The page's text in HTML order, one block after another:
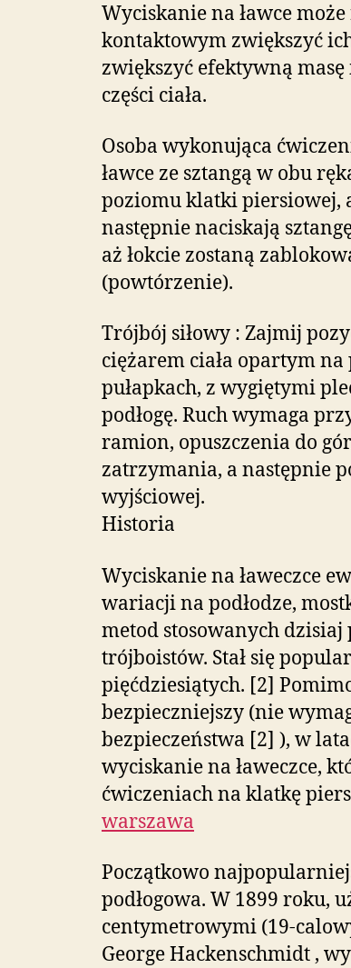
Wyciskanie na ławce
kontaktowym zwiększyć
zwiększyć efektywną
części ciała.
Osoba wykonująca
ławce ze sztangą w obu
poziomu klatki piersiowej,
następnie naciskają
aż łokcie zostaną
(powtórzenie).
Trójbój siłowy : Zajmij
ciężarem ciała opartym
pułapkach, z wygiętymi
podłogę. Ruch wymaga
ramion, opuszczenia do
zatrzymania, a następnie
wyjściowej.
Historia
Wyciskanie na ławeczce
wariacji na podłodze,
metod stosowanych
trójboistów. Stał się
pięćdziesiątych. [2]
bezpieczniejszy (nie
bezpieczeństwa [2] ), w
wyciskanie na ławeczce,
ćwiczeniach na klatkę
warszawa
Początkowo
podłogowa. W 1899 roku,
centymetrowymi (19-
George Hackenschmidt ,